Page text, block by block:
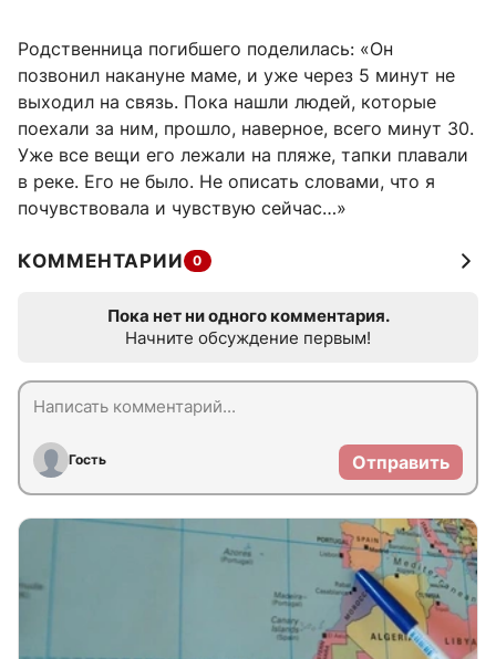
Родственница погибшего поделилась: «Он
позвонил накануне маме, и уже через 5 минут не
выходил на связь. Пока нашли людей, которые
поехали за ним, прошло, наверное, всего минут 30.
Уже все вещи его лежали на пляже, тапки плавали
в реке. Его не было. Не описать словами, что я
почувствовала и чувствую сейчас…»
КОММЕНТАРИИ 0
Пока нет ни одного комментария.
Начните обсуждение первым!
Гость Отправить